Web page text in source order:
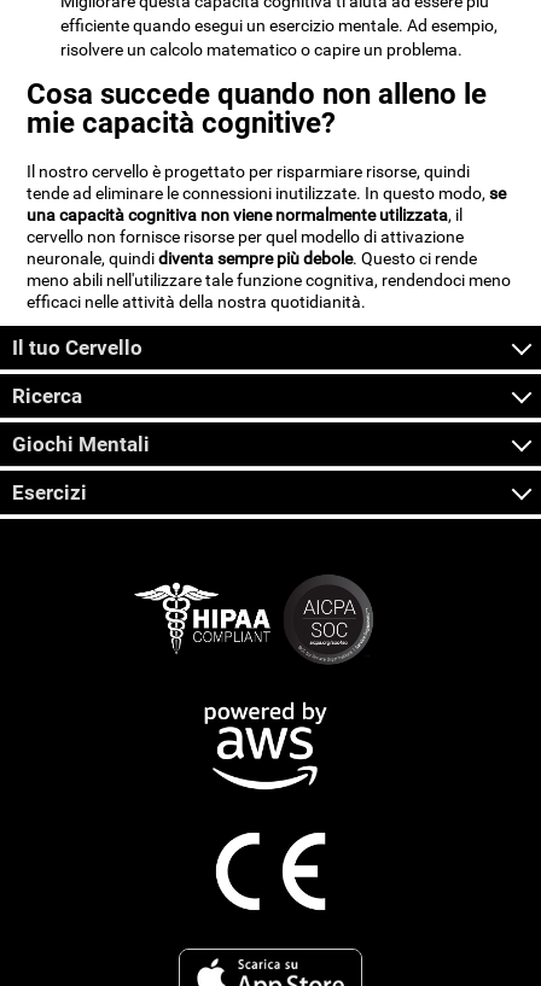
efficiente quando esegui un esercizio mentale. Ad esempio,
risolvere un calcolo matematico o capire un problema.
Cosa succede quando non alleno le
mie capacità cognitive?
Il nostro cervello è progettato per risparmiare risorse, quindi
tende ad eliminare le connessioni inutilizzate. In questo modo,se
una capacità cognitiva non viene normalmente utilizzata, il
cervello non fornisce risorse per quel modello di attivazione
neuronale, quindidiventa sempre più debole. Questo ci rende
meno abili nell'utilizzare tale funzione cognitiva, rendendoci meno
efficaci nelle attività della nostra quotidianità.
Il tuo Cervello
Ricerca
Giochi Mentali
Esercizi